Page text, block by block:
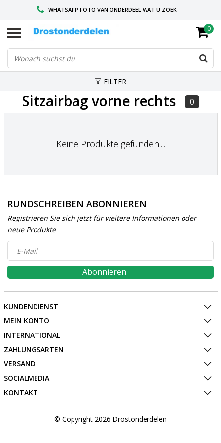
WHATSAPP FOTO VAN ONDERDEEL WAT U ZOEK
VOOR 16.00 BESTELD, VANDAAG VERZONDEN
GESPECIALISEERD PEUGEOT
0
FILTER
Sitzairbag vorne rechts 0
Keine Produkte gefunden!...
RUNDSCHREIBEN ABONNIEREN
Registrieren Sie sich jetzt für weitere Informationen oder
neue Produkte
Abonnieren
KUNDENDIENST
MEIN KONTO
INTERNATIONAL
ZAHLUNGSARTEN
VERSAND
SOCIALMEDIA
KONTAKT
© Copyright 2026 Drostonderdelen